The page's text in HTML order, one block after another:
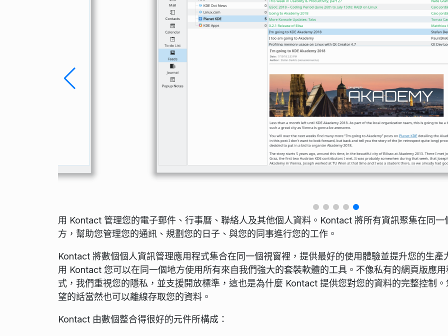
用 Kontact 管理您的電子郵件、行事曆、聯絡人及其他個人資料。Kontact 將所有資訊聚集在同一
方，幫助您管理您的通訊、規劃您的日子、與您的同事進行您的工作。
Kontact 將數個個人資訊管理應用程式集合在同一個視窗裡，提供最好的使用體驗並提升您的生產
用 Kontact 您可以在同一個地方使用所有來自我們強大的套裝軟體的工具。不像私有的網頁版應用
式，我們重視您的隱私，並支援開放標準，這也是為什麼 Kontact 提供您對您的資料的完整控制。
望的話當然也可以離線存取您的資料。
Kontact 由數個整合得很好的元件所構成：